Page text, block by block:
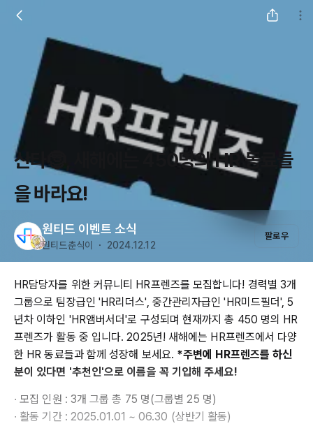
산타🤶, 새해에는 450명의 HR 동료들
을 바라요!
원티드 이벤트 소식
원티드춘식이 ・ 2024.12.12
팔로우
HR담당자를 위한 커뮤니티 HR프렌즈를 모집합니다! 경력별 3개
그룹으로 팀장급인 'HR리더스', 중간관리자급인 'HR미드필더', 5
년차 이하인 'HR앰버서더'로 구성되며 현재까지 총 450 명의 HR
프렌즈가 활동 중 입니다. 2025년! 새해에는 HR프렌즈에서 다양
한 HR 동료들과 함께 성장해 보세요. *주변에 HR프렌즈를 하신
분이 있다면 '추천인'으로 이름을 꼭 기입해 주세요!
∙ 모집 인원 : 3개 그룹 총 75 명(그룹별 25 명)
∙ 활동 기간 : 2025.01.01 ~ 06.30 (상반기 활동)